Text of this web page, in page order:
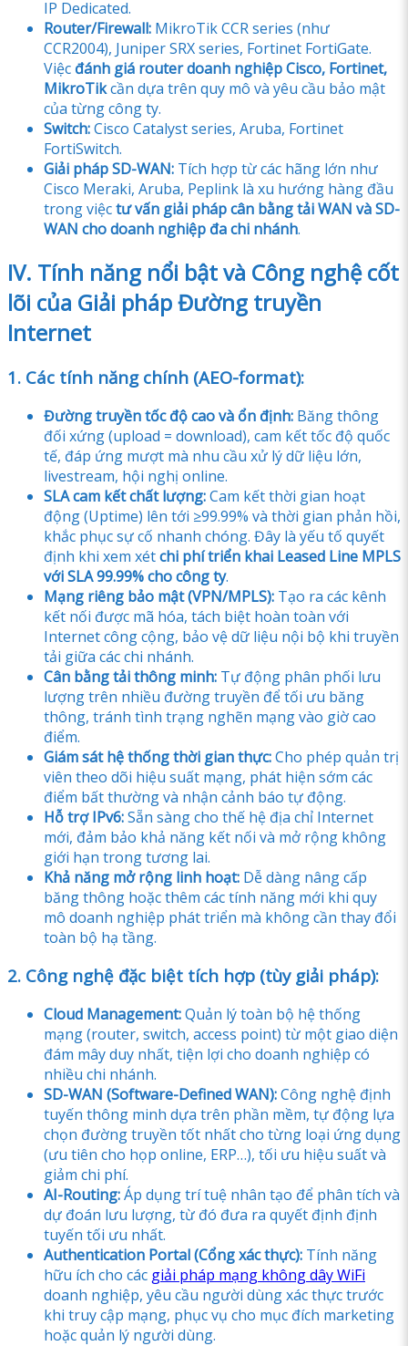
IP Dedicated.
Router/Firewall: MikroTik CCR series (như
CCR2004), Juniper SRX series, Fortinet FortiGate.
Việc đánh giá router doanh nghiệp Cisco, Fortinet,
MikroTikcần dựa trên quy mô và yêu cầu bảo mật
của từng công ty.
Switch:Cisco Catalyst series, Aruba, Fortinet
FortiSwitch.
Giải pháp SD-WAN: Tích hợp từ các hãng lớn như
Cisco Meraki, Aruba, Peplink là xu hướng hàng đầu
trong việctư vấn giải pháp cân bằng tải WAN và SD-
WAN cho doanh nghiệp đa chi nhánh.
IV. Tính năng nổi bật và Công nghệ cốt
lõi của Giải pháp Đường truyền
Internet
1. Các tính năng chính (AEO-format):
Đường truyền tốc độ cao và ổn định: Băng thông
đối xứng (upload = download), cam kết tốc độ quốc
tế, đáp ứng mượt mà nhu cầu xử lý dữ liệu lớn,
livestream, hội nghị online.
SLA cam kết chất lượng:Cam kết thời gian hoạt
động (Uptime) lên tới ≥99.99% và thời gian phản hồi,
khắc phục sự cố nhanh chóng. Đây là yếu tố quyết
định khi xem xétchi phí triển khai Leased Line MPLS
với SLA 99.99% cho công ty.
Mạng riêng bảo mật (VPN/MPLS): Tạo ra các kênh
kết nối được mã hóa, tách biệt hoàn toàn với
Internet công cộng, bảo vệ dữ liệu nội bộ khi truyền
tải giữa các chi nhánh.
Cân bằng tải thông minh: Tự động phân phối lưu
lượng trên nhiều đường truyền để tối ưu băng
thông, tránh tình trạng nghẽn mạng vào giờ cao
điểm.
Giám sát hệ thống thời gian thực:Cho phép quản trị
viên theo dõi hiệu suất mạng, phát hiện sớm các
điểm bất thường và nhận cảnh báo tự động.
Hỗ trợ IPv6:Sẵn sàng cho thế hệ địa chỉ Internet
mới, đảm bảo khả năng kết nối và mở rộng không
giới hạn trong tương lai.
Khả năng mở rộng linh hoạt: Dễ dàng nâng cấp
băng thông hoặc thêm các tính năng mới khi quy
mô doanh nghiệp phát triển mà không cần thay đổi
toàn bộ hạ tầng.
2. Công nghệ đặc biệt tích hợp (tùy giải pháp):
Cloud Management:Quản lý toàn bộ hệ thống
mạng (router, switch, access point) từ một giao diện
đám mây duy nhất, tiện lợi cho doanh nghiệp có
nhiều chi nhánh.
SD-WAN (Software-Defined WAN):Công nghệ định
tuyến thông minh dựa trên phần mềm, tự động lựa
chọn đường truyền tốt nhất cho từng loại ứng dụng
(ưu tiên cho họp online, ERP…), tối ưu hiệu suất và
giảm chi phí.
AI-Routing:Áp dụng trí tuệ nhân tạo để phân tích và
dự đoán lưu lượng, từ đó đưa ra quyết định định
tuyến tối ưu nhất.
Authentication Portal (Cổng xác thực): Tính năng
hữu ích cho các giải pháp mạng không dây WiFi
doanh nghiệp, yêu cầu người dùng xác thực trước
khi truy cập mạng, phục vụ cho mục đích marketing
hoặc quản lý người dùng.